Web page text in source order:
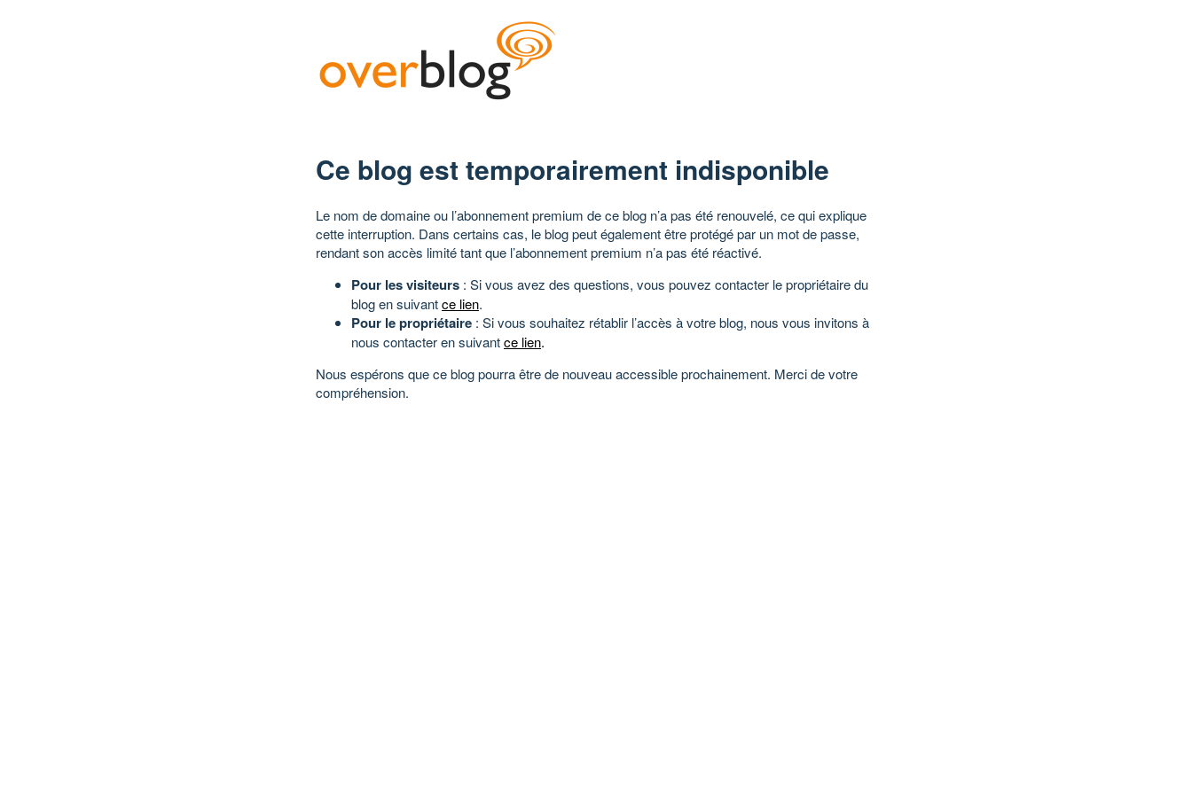
Ce blog est temporairement indisponible
Le nom de domaine ou l’abonnement premium de ce blog n’a pas été renouvelé, ce qui explique
cette interruption. Dans certains cas, le blog peut également être protégé par un mot de passe,
rendant son accès limité tant que l’abonnement premium n’a pas été réactivé.
Pour les visiteurs : Si vous avez des questions, vous pouvez contacter le propriétaire du
blog en suivantce lien.
Pour le propriétaire : Si vous souhaitez rétablir l’accès à votre blog, nous vous invitons à
nous contacter en suivantce lien.
Nous espérons que ce blog pourra être de nouveau accessible prochainement. Merci de votre
compréhension.